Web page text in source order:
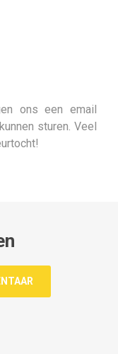
ons een email
sturen. Veel